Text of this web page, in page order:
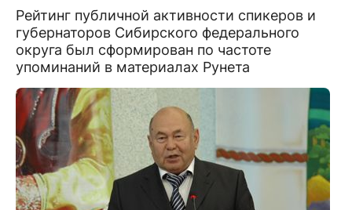
Рейтинг публичной активности спикеров и
губернаторов Сибирского федерального
округа был сформирован по частоте
упоминаний в материалах Рунета